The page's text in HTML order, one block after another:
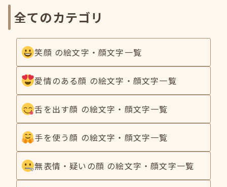
全てのカテゴリ
笑顔 の絵文字・顔文字一覧
愛情のある顔 の絵文字・顔文字一覧
舌を出す顔 の絵文字・顔文字一覧
手を使う顔 の絵文字・顔文字一覧
無表情・疑いの顔 の絵文字・顔文字一覧